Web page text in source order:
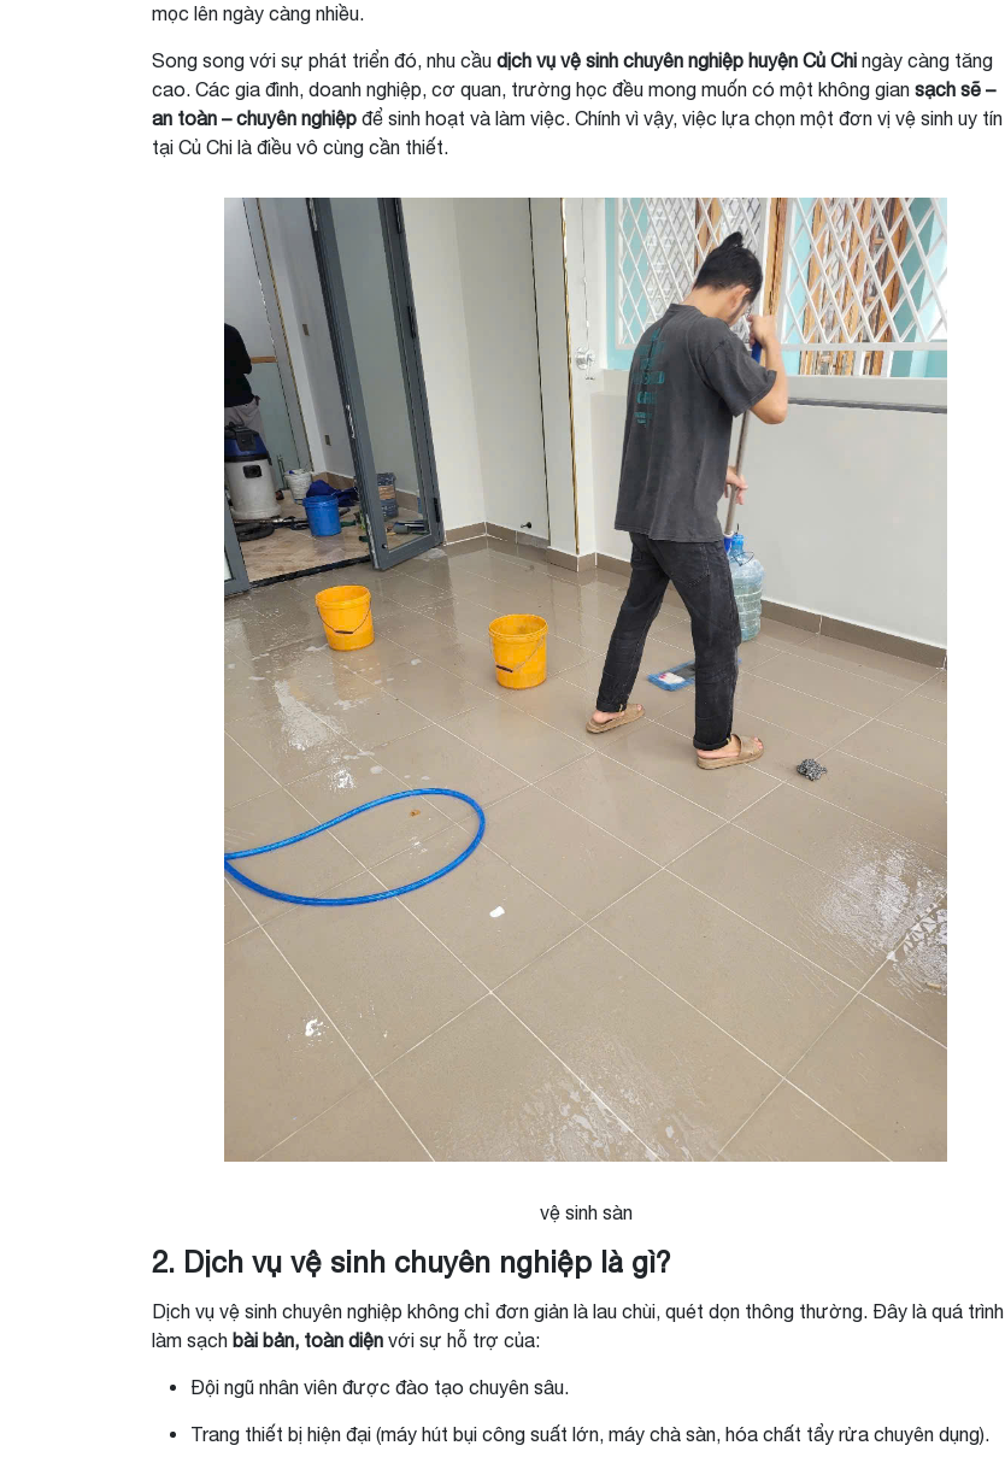
mọc lên ngày càng nhiều.
Song song với sự phát triển đó, nhu cầu dịch vụ vệ sinh chuyên nghiệp huyện Củ Chi ngày càng tăng
cao. Các gia đình, doanh nghiệp, cơ quan, trường học đều mong muốn có một không gian sạch sẽ –
an toàn – chuyên nghiệp để sinh hoạt và làm việc. Chính vì vậy, việc lựa chọn một đơn vị vệ sinh uy tín
tại Củ Chi là điều vô cùng cần thiết.
vệ sinh sàn
2. Dịch vụ vệ sinh chuyên nghiệp là gì?
Dịch vụ vệ sinh chuyên nghiệp không chỉ đơn giản là lau chùi, quét dọn thông thường. Đây là quá trình
làm sạch bài bản, toàn diện với sự hỗ trợ của:
Đội ngũ nhân viên được đào tạo chuyên sâu.
Trang thiết bị hiện đại (máy hút bụi công suất lớn, máy chà sàn, hóa chất tẩy rửa chuyên dụng).